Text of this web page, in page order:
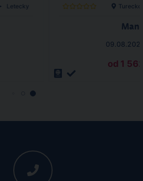
Letecky Turecko
od 1